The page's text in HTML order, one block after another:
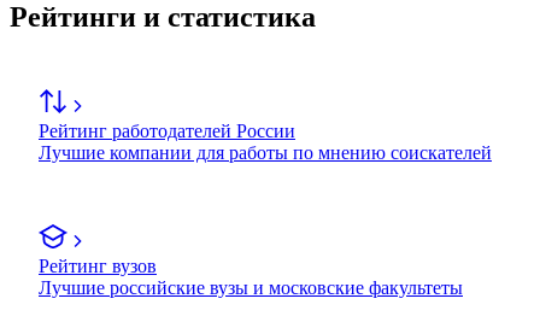
Рейтинги и статистика
Рейтинг работодателей России
Лучшие компании для работы по мнению соискателей
Рейтинг вузов
Лучшие российские вузы и московские факультеты